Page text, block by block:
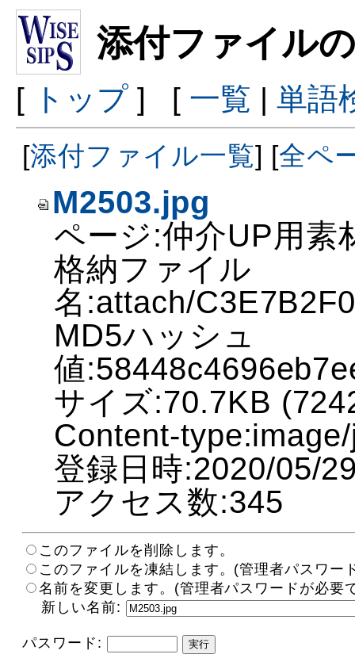
添付ファイル
[ トップ] [ 一覧 | 単語
[添付ファイル一覧] [全ペ
M2503.jpg
ページ:仲介UP用素
格納ファイル
名:attach/
MD5ハッシュ
値
サイズ:70.7KB
Content-
登録日時:2020/05/
アクセス数:345
このファイルを削除します。
このファイルを凍結します。(管理者パスワー
名前を変更します。(管理者パスワードが必要
新しい名前:
パスワード: